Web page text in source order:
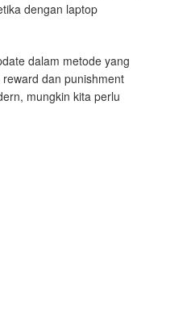
dengan laptop
dalam metode yang
dan punishment
mungkin kita perlu